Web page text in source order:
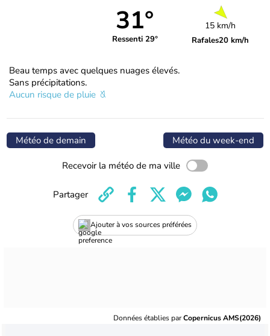
31°
Ressenti 29°
15 km/h
Rafales20 km/h
Beau temps avec quelques nuages élevés.
Sans précipitations.
Aucun risque de pluie
Météo de demain Météo du week-end
Recevoir la météo de ma ville
Ajouter à vos sources préférées
Partager
Données établies parCopernicus AMS(2026)